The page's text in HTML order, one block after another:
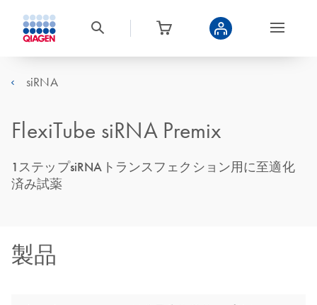
siRNA
FlexiTube siRNA Premix
1ステップsiRNAトランスフェクション用に至適化
済み試薬
製品